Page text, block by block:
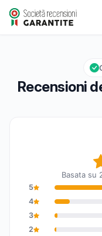
Cosmé’Chic
Valutazione globale: 9,4
9,4/10
Recensioni
Basata su
5
4
3
2